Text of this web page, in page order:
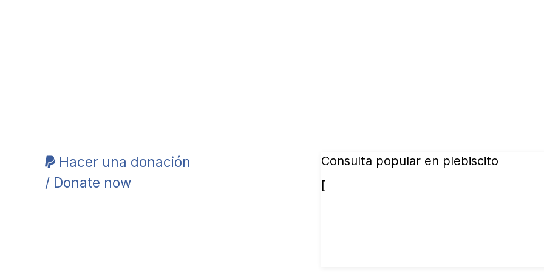
Hacer una donación
/ Donate now
Consulta popular en plebiscito
[